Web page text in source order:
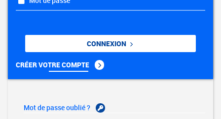
CONNEXION
CRÉER VOTRE COMPTE
Mot de passe oublié ?